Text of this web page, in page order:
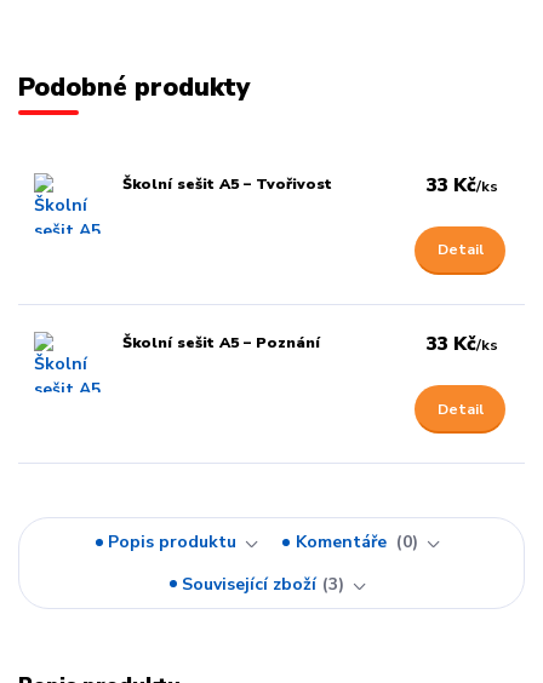
Podobné produkty
Školní sešit A5 – Tvořivost 33 Kč/ks
Detail
Školní sešit A5 – Poznání 33 Kč/ks
Detail
Popis produktu Komentáře
0
Související zboží 3